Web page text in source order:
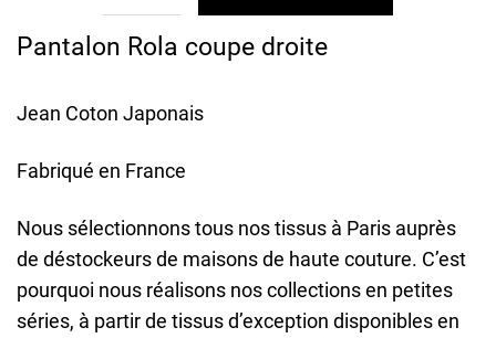
Pantalon Rola coupe droite
Jean Coton Japonais
Fabriqué en France
Nous sélectionnons tous nos tissus à Paris auprès
de déstockeurs de maisons de haute couture. C’est
pourquoi nous réalisons nos collections en petites
séries, à partir de tissus d’exception disponibles en